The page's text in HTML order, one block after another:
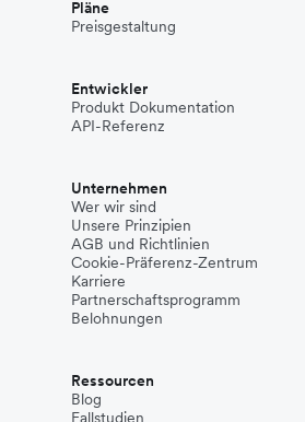
Pläne
Preisgestaltung
Entwickler
Produkt Dokumentation
API-Referenz
Unternehmen
Wer wir sind
Unsere Prinzipien
AGB und Richtlinien
Cookie-Präferenz-Zentrum
Karriere
Partnerschaftsprogramm
Belohnungen
Ressourcen
Blog